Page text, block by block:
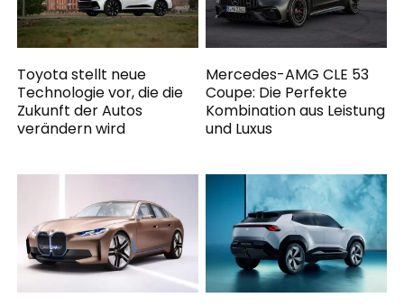
Toyota stellt neue
Technologie vor, die die
Zukunft der Autos
verändern wird
Mercedes-AMG CLE 53
Coupe: Die Perfekte
Kombination aus Leistung
und Luxus